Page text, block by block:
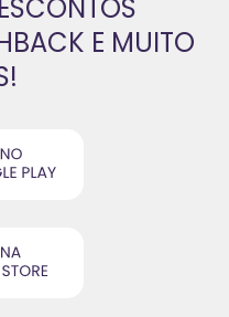
E MUITO